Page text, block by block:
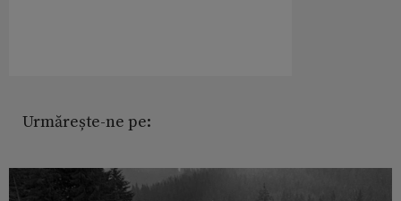
Urmărește-ne pe: